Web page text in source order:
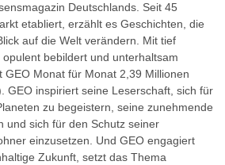
Deutschlands. Seit 45
etabliert, erzählt es Geschichten, die
auf die Welt verändern. Mit tief
bebildert und unterhaltsam
GEO Monat für Monat 2,39 Millionen
GEO inspiriert seine Leserschaft, sich für
zu begeistern, seine zunehmende
und sich für den Schutz seiner
einzusetzen. Und GEO engagiert
Zukunft, setzt das Thema